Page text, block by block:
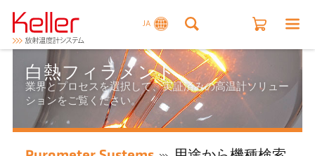
JA
白熱フィラメント
業界とプロセスを選択して、実証済みの高温計ソリュー
ションをご覧ください。